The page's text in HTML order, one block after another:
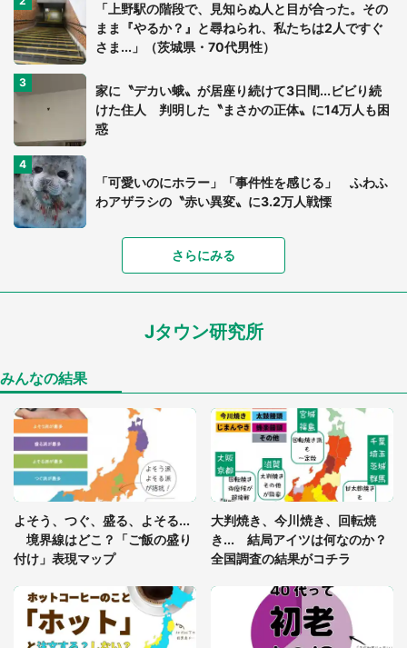
「上野駅の階段で、見知らぬ人と目が合った。その
まま『やるか？』と尋ねられ、私たちは2人ですぐ
さま...」（茨城県・70代男性）
家に〝デカい蛾〟が居座り続けて3日間...ビビり続
けた住人 判明した〝まさかの正体〟に14万人も困
惑
「可愛いのにホラー」「事件性を感じる」 ふわふ
わアザラシの〝赤い異変〟に3.2万人戦慄
「落ち着いて食べられないでしょう」高級旅館での
食事中、じっとできない幼い息子に中年の男性客
が...（東京都・40代男性）
「孫にあげると思って、あなたにこれをあげる」
「閉所恐怖症の私は新幹線で大パニック。隣席の青
年に『手を繋いで』とお願いしたら...」 体験談に
8万人感動
グっちゃってた〝野生の野菜〟に6.5万人戦慄
かくれんぼの鬼が振り返ると...2歳娘が〝まさかの
姿〟に 父「2～3分探しました」
さらにみる
Jタウン研究所
みんなの結果
よそう、つぐ、盛る、よそる...
境界線はどこ？「ご飯の盛り
付け」表現マップ
大判焼き、今川焼き、回転焼
き... 結局アイツは何なのか？
全国調査の結果がコチラ